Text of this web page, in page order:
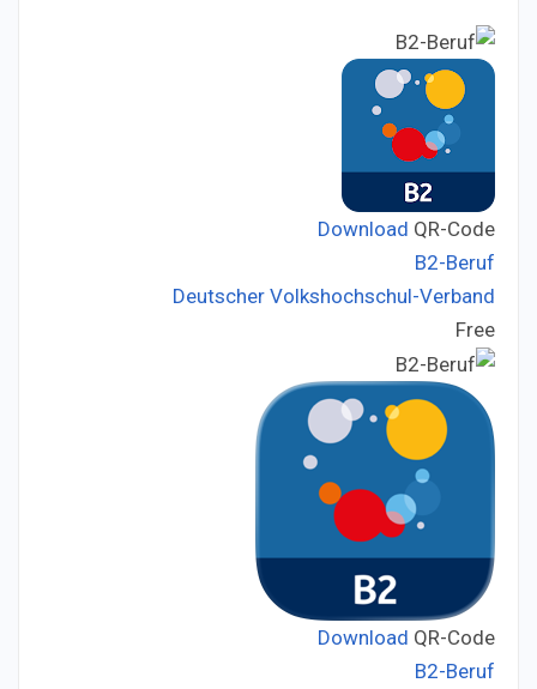
Download QR-Code
B2-Beruf
Deutscher Volkshochschul-Verband
Free
Download QR-Code
B2-Beruf